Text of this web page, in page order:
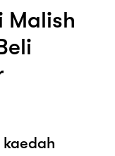
Malish